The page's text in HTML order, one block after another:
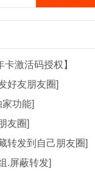
激活码授权】
好友朋友圈]
功能]
友圈]
转发到自己朋友圈]
.屏蔽转发]